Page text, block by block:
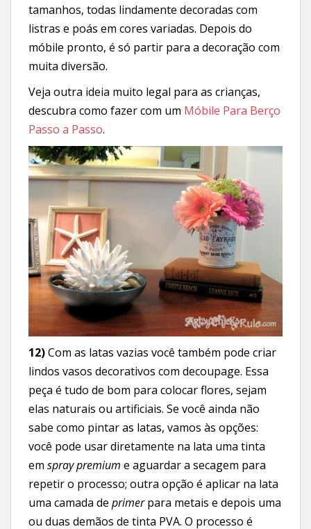
tamanhos, todas lindamente decoradas com
listras e poás em cores variadas. Depois do
móbile pronto, é só partir para a decoração com
muita diversão.
Veja outra ideia muito legal para as crianças,
descubra como fazer com um Móbile Para Berço
Passo a Passo.
12)Com as latas vazias você também pode criar
lindos vasos decorativos com decoupage. Essa
peça é tudo de bom para colocar flores, sejam
elas naturais ou artificiais. Se você ainda não
sabe como pintar as latas, vamos às opções:
você pode usar diretamente na lata uma tinta
em spraypremium e aguardar a secagem para
repetir o processo; outra opção é aplicar na lata
uma camada de primerpara metais e depois uma
ou duas demãos de tinta PVA. O processo é